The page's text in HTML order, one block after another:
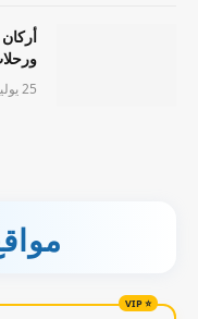
25 يوليو، 2026